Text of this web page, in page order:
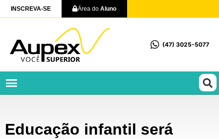
INSCREVA-SE Área do Aluno
(47) 3025-5077
Educação infantil será